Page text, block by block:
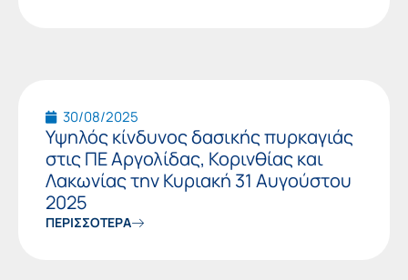
30/08/2025
Υψηλός κίνδυνος δασικής πυρκαγιάς
στις ΠΕ Αργολίδας, Κορινθίας και
Λακωνίας την Κυριακή 31 Αυγούστου
2025
ΠΕΡΙΣΣΟΤΕΡΑ